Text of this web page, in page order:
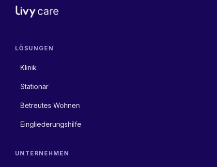
LÖSUNGEN
Klinik
Stationär
Betreutes Wohnen
Eingliederungshilfe
UNTERNEHMEN